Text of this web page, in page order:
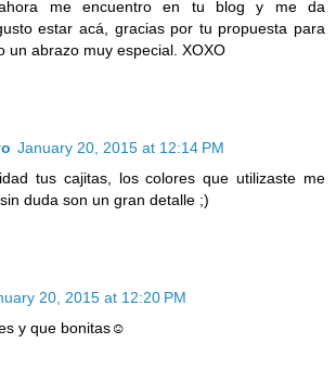
ahora me encuentro en tu blog y me da
estar acá, gracias por tu propuesta para
un abrazo muy especial. XOXO
January 20, 2015 at 12:14 PM
tus cajitas, los colores que utilizaste me
duda son un gran detalle ;)
20, 2015 at 12:20 PM
y que bonitas☺